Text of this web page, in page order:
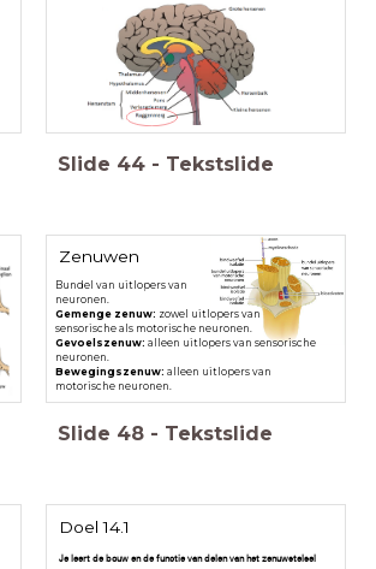
Slide 44 - Tekstslide
Zenuwen
Bundel van uitlopers van
neuronen.
Gemenge zenuw: zowel uitlopers van
sensorische als motorische neuronen.
Gevoelszenuw: alleen uitlopers van sensorische
neuronen.
Bewegingszenuw: alleen uitlopers van
motorische neuronen.
Slide 48 - Tekstslide
Doel 14.1
Je leert de bouw en de functie van delen van het zenuwstelsel